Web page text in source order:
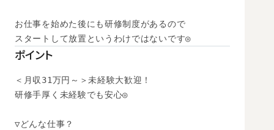
お仕事を始めた後にも研修制度があるので
スタートして放置というわけではないです◎
ポイント
＜月収31万円～＞未経験大歓迎！
研修手厚く未経験でも安心◎
▽どんな仕事？